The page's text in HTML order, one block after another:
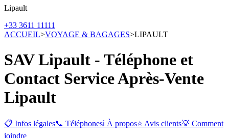
Lipault
+33 3611 11111
ACCUEIL>VOYAGE & BAGAGES>LIPAULT
SAV Lipault - Téléphone et
Contact Service Après-Vente
Lipault
📋 Infos légales📞 Téléphonesℹ️ À propos⭐ Avis clients💡 Comment
joindre